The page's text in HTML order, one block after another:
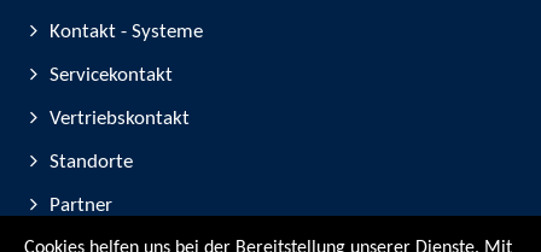
Kontakt - Systeme
Servicekontakt
Vertriebskontakt
Standorte
Partner